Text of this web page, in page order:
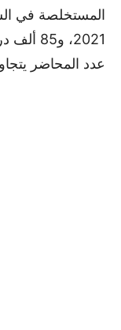
عدد المحاضر يتجاوز 54 و41 على